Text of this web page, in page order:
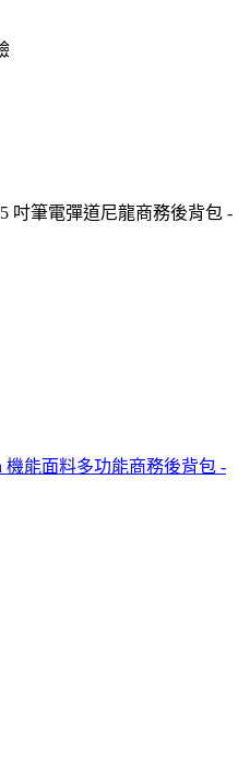
吋筆電彈道尼龍商務後背包 -
機能面料多功能商務後背包 -